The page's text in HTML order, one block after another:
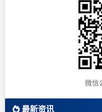
微信
最新资讯